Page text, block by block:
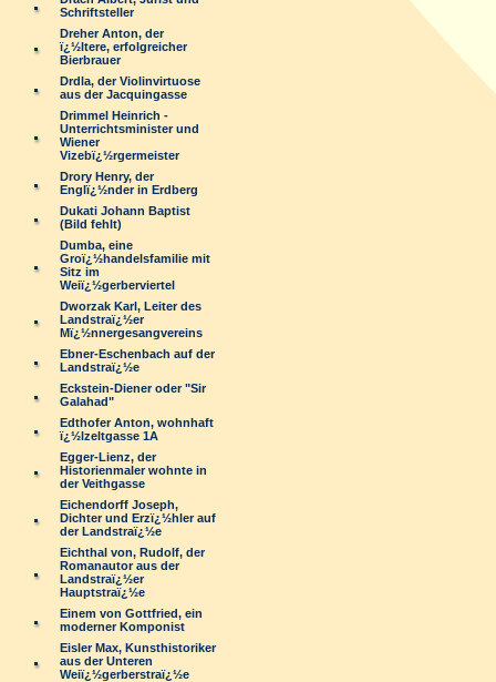
Schriftsteller
Dreher Anton, der
ï¿½ltere, erfolgreicher
Bierbrauer
Drdla, der Violinvirtuose
aus der Jacquingasse
Drimmel Heinrich -
Unterrichtsminister und
Wiener
Vizebï¿½rgermeister
Drory Henry, der
Englï¿½nder in Erdberg
Dukati Johann Baptist
(Bild fehlt)
Dumba, eine
Groï¿½handelsfamilie mit
Sitz im
Weiï¿½gerberviertel
Dworzak Karl, Leiter des
Landstraï¿½er
Mï¿½nnergesangvereins
Ebner-Eschenbach auf der
Landstraï¿½e
Eckstein-Diener oder "Sir
Galahad"
Edthofer Anton, wohnhaft
ï¿½lzeltgasse 1A
Egger-Lienz, der
Historienmaler wohnte in
der Veithgasse
Eichendorff Joseph,
Dichter und Erzï¿½hler auf
der Landstraï¿½e
Eichthal von, Rudolf, der
Romanautor aus der
Landstraï¿½er
Hauptstraï¿½e
Einem von Gottfried, ein
moderner Komponist
Eisler Max, Kunsthistoriker
aus der Unteren
Weiï¿½gerberstraï¿½e